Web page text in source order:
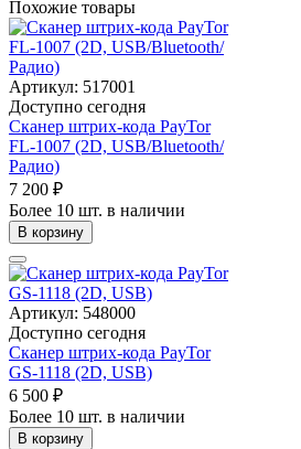
Похожие товары
Артикул: 517001
Доступно сегодня
Сканер штрих-кода PayTor
FL-1007 (2D, USB/Bluetooth/
Радио)
7 200 ₽
Более 10 шт. в наличии
В корзину
Артикул: 548000
Доступно сегодня
Сканер штрих-кода PayTor
GS-1118 (2D, USB)
6 500 ₽
Более 10 шт. в наличии
В корзину